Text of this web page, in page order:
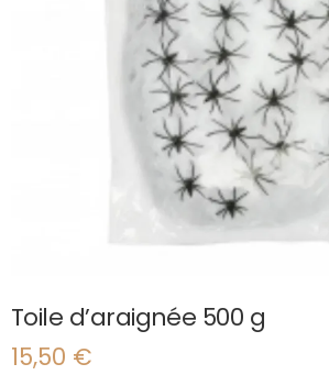
Toile d’araignée 500 g
15,50 €